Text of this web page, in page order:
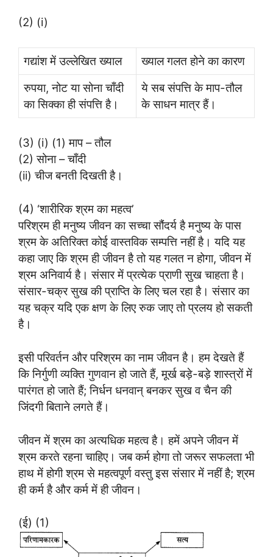
(2) (i)
गद्यांश में उल्लेखित ख्याल
ख्याल गलत होने का कारण
रुपया, नोट या सोना चाँदी
का सिक्का ही संपत्ति है।
ये सब संपत्ति के माप-तौल
के साधन मात्र हैं।
(3) (i) (1) माप – तौल
(2) सोना – चाँदी
(ii) चीज बनती दिखती है।
(4) ‘शारीरिक श्रम का महत्व’
परिश्रम ही मनुष्य जीवन का सच्चा सौंदर्य है मनुष्य के पास
श्रम के अतिरिक्त कोई वास्तविक सम्पत्ति नहीं है। यदि यह
कहा जाए कि श्रम ही जीवन है तो यह गलत न होगा, जीवन में
श्रम अनिवार्य है। संसार में प्रत्येक प्राणी सुख चाहता है।
संसार-चक्र सुख की प्राप्ति के लिए चल रहा है। संसार का
यह चक्र यदि एक क्षण के लिए रुक जाए तो प्रलय हो सकती
है।
इसी परिवर्तन और परिश्रम का नाम जीवन है। हम देखते हैं
कि निर्गुणी व्यक्ति गुणवान हो जाते हैं, मूर्ख बड़े-बड़े शास्त्रों में
पारंगत हो जाते हैं; निर्धन धनवान् बनकर सुख व चैन की
जिंदगी बिताने लगते हैं।
जीवन में श्रम का अत्यधिक महत्व है। हमें अपने जीवन में
श्रम करते रहना चाहिए। जब कर्म होगा तो जरूर सफलता भी
हाथ में होगी श्रम से महत्वपूर्ण वस्तु इस संसार में नहीं है; श्रम
ही कर्म है और कर्म में ही जीवन।
(ई) (1)